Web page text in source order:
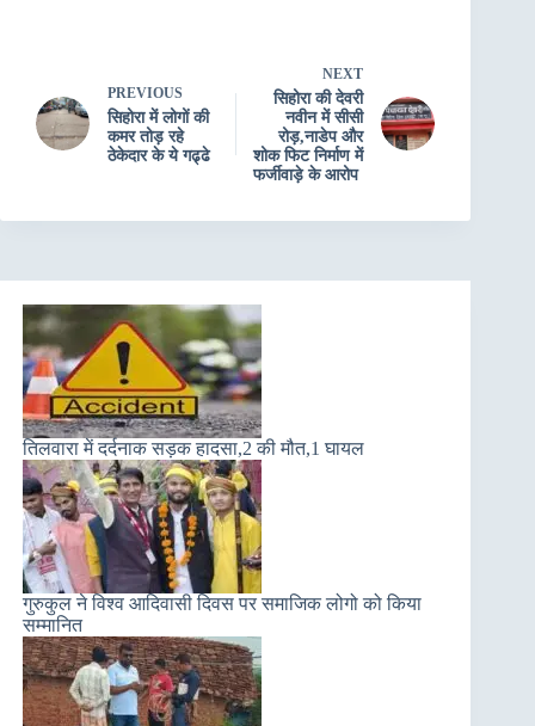
PREVIOUS
सिहोरा में लोगों की
कमर तोड़ रहे
ठेकेदार के ये गढ्ढे
NEXT
सिहोरा की देवरी
नवीन में सीसी
रोड़,नाडेप और
शोक फिट निर्माण में
फर्जीवाड़े के आरोप
तिलवारा में दर्दनाक सड़क हादसा,2 की मौत,1 घायल
गुरुकुल ने विश्व आदिवासी दिवस पर समाजिक लोगो को किया
सम्मानित